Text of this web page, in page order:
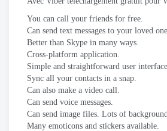
You can call your friends for free.
Can send text messages to your loved
Better than Skype in many ways.
Cross-platform application.
Simple and straightforward user interface
Sync all your contacts in a snap.
Can also make a video call.
Can send voice messages.
Can send image files. Lots of
Many emoticons and stickers available.